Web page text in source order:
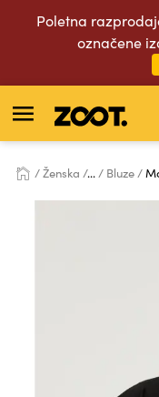
Poletna
označene
Ženska ... Bluze